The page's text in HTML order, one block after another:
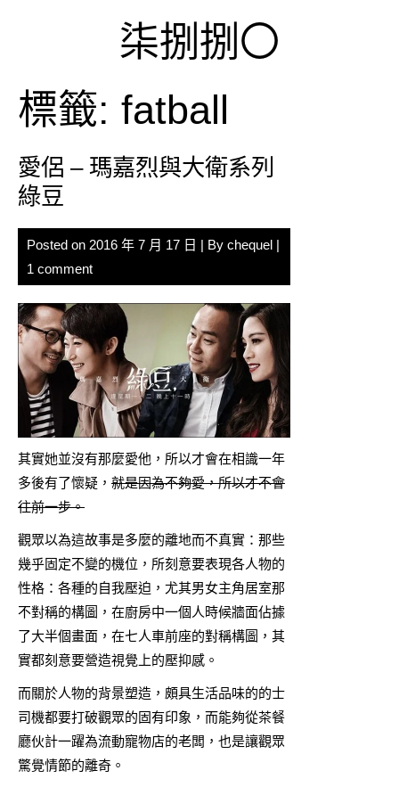
柒捌捌〇
標籤: fatball
愛侶 – 瑪嘉烈與大衛系列
綠豆
Posted on 2016 年 7 月 17 日 | By chequel |
1 comment
其實她並沒有那麼愛他，所以才會在相識一年
多後有了懷疑， 就是因為不夠愛，所以才不會
往前一步。
觀眾以為這故事是多麼的離地而不真實：那些
幾乎固定不變的機位，所刻意要表現各人物的
性格：各種的自我壓迫，尤其男女主角居室那
不對稱的構圖，在廚房中一個人時候牆面佔據
了大半個畫面，在七人車前座的對稱構圖，其
實都刻意要營造視覺上的壓抑感。
而關於人物的背景塑造，頗具生活品味的的士
司機都要打破觀眾的固有印象，而能夠從茶餐
廳伙計一躍為流動寵物店的老闆，也是讓觀眾
驚覺情節的離奇。